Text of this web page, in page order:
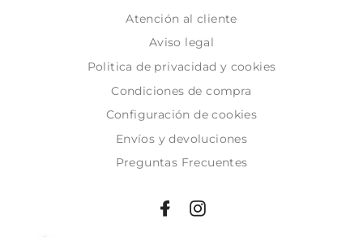
Atención al cliente
Aviso legal
Politica de privacidad y cookies
Condiciones de compra
Configuración de cookies
Envíos y devoluciones
Preguntas Frecuentes